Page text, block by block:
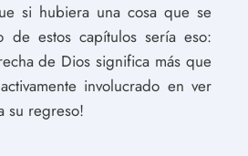
si hubiera una cosa que se
de estos capítulos sería eso:
de Dios significa más que
involucrado en ver
su regreso!